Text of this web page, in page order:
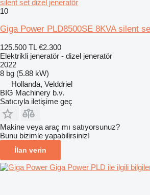
silent set dizel jeneratör
10
Giga Power PLD8500SE 8KVA silent
125.500 TL €2.300
Elektrikli jeneratör - dizel jeneratör
2022
8 bg (5.88 kW)
Hollanda, Velddriel
BIG Machinery b.v.
Satıcıyla iletişime geç
Makine veya araç mı satıyorsunuz?
Bunu bizimle yapabilirsiniz!
İlan verin
Giga Power PLD ile ilgili